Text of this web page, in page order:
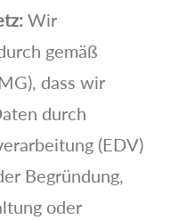
Wir
gemäß
dass wir
durch
(EDV)
Begründung,
oder